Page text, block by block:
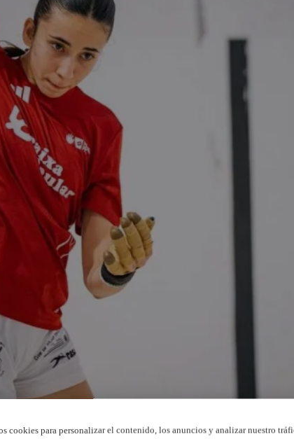
cookies para personalizar el contenido, los anuncios y analizar nuestro